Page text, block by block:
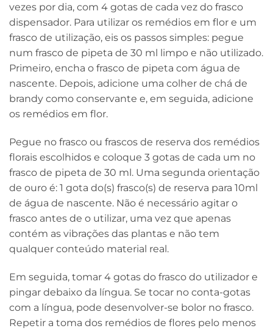
vezes por dia, com 4 gotas de cada vez do frasco
dispensador. Para utilizar os remédios em flor e um
frasco de utilização, eis os passos simples: pegue
num frasco de pipeta de 30 ml limpo e não utilizado.
Primeiro, encha o frasco de pipeta com água de
nascente. Depois, adicione uma colher de chá de
brandy como conservante e, em seguida, adicione
os remédios em flor.
Pegue no frasco ou frascos de reserva dos remédios
florais escolhidos e coloque 3 gotas de cada um no
frasco de pipeta de 30 ml. Uma segunda orientação
de ouro é: 1 gota do(s) frasco(s) de reserva para 10ml
de água de nascente. Não é necessário agitar o
frasco antes de o utilizar, uma vez que apenas
contém as vibrações das plantas e não tem
qualquer conteúdo material real.
Em seguida, tomar 4 gotas do frasco do utilizador e
pingar debaixo da língua. Se tocar no conta-gotas
com a língua, pode desenvolver-se bolor no frasco.
Repetir a toma dos remédios de flores pelo menos